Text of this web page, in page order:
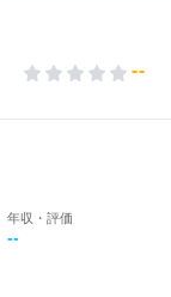
--
年収・評価
--